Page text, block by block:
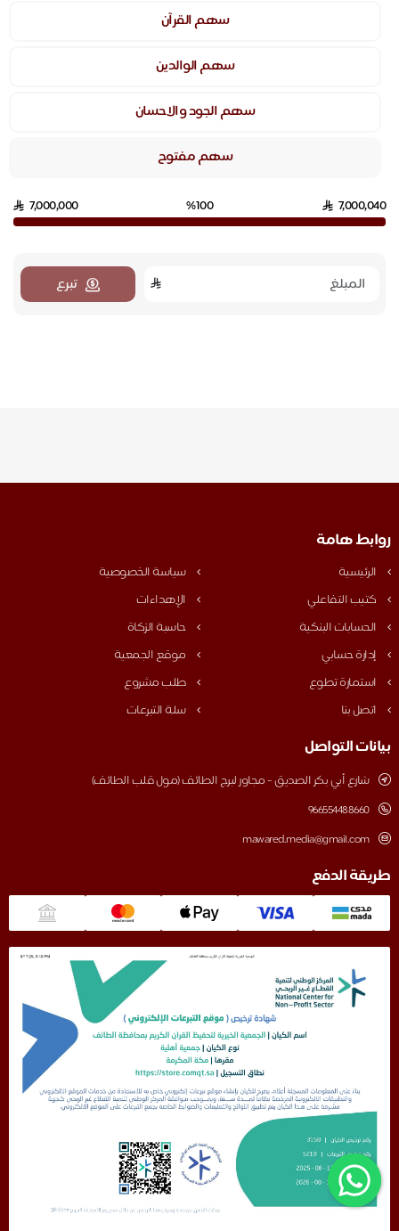
سهم القرآن
سهم الوالدين
سهم الجود والاحسان
سهم مفتوح
7,000,040
%100
7,000,000
تبرع
روابط هامة
الرئيسية
سياسة الخصوصية
كتيب التفاعلي
الإهداءات
الحسابات البنكية
حاسبة الزكاة
إدارة حسابي
موقع الجمعية
استمارة تطوع
طلب مشروع
اتصل بنا
سلة التبرعات
بيانات التواصل
شارع أبي بكر الصديق - مجاور لبرج الطائف (مول قلب الطائف)
‎966554488660
mawared.media@gmail.com
طريقة الدفع